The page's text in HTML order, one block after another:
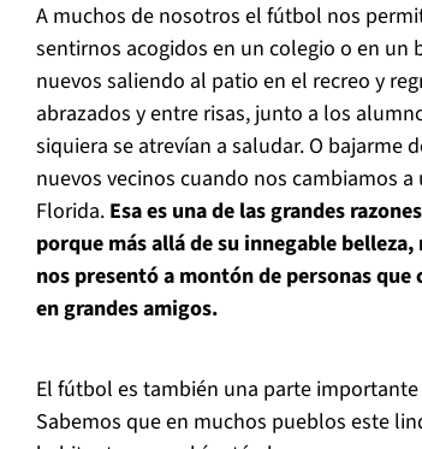
A muchos de nosotros el fútbol nos
sentirnos acogidos en un colegio o en
nuevos saliendo al patio en el recreo y
abrazados y entre risas, junto a los
siquiera se atrevían a saludar. O bajarme
nuevos vecinos cuando nos cambiamos
Florida. Esa es una de las grandes
porque más allá de su innegable
nos presentó a montón de personas
en grandes amigos.
El fútbol es también una parte
Sabemos que en muchos pueblos este